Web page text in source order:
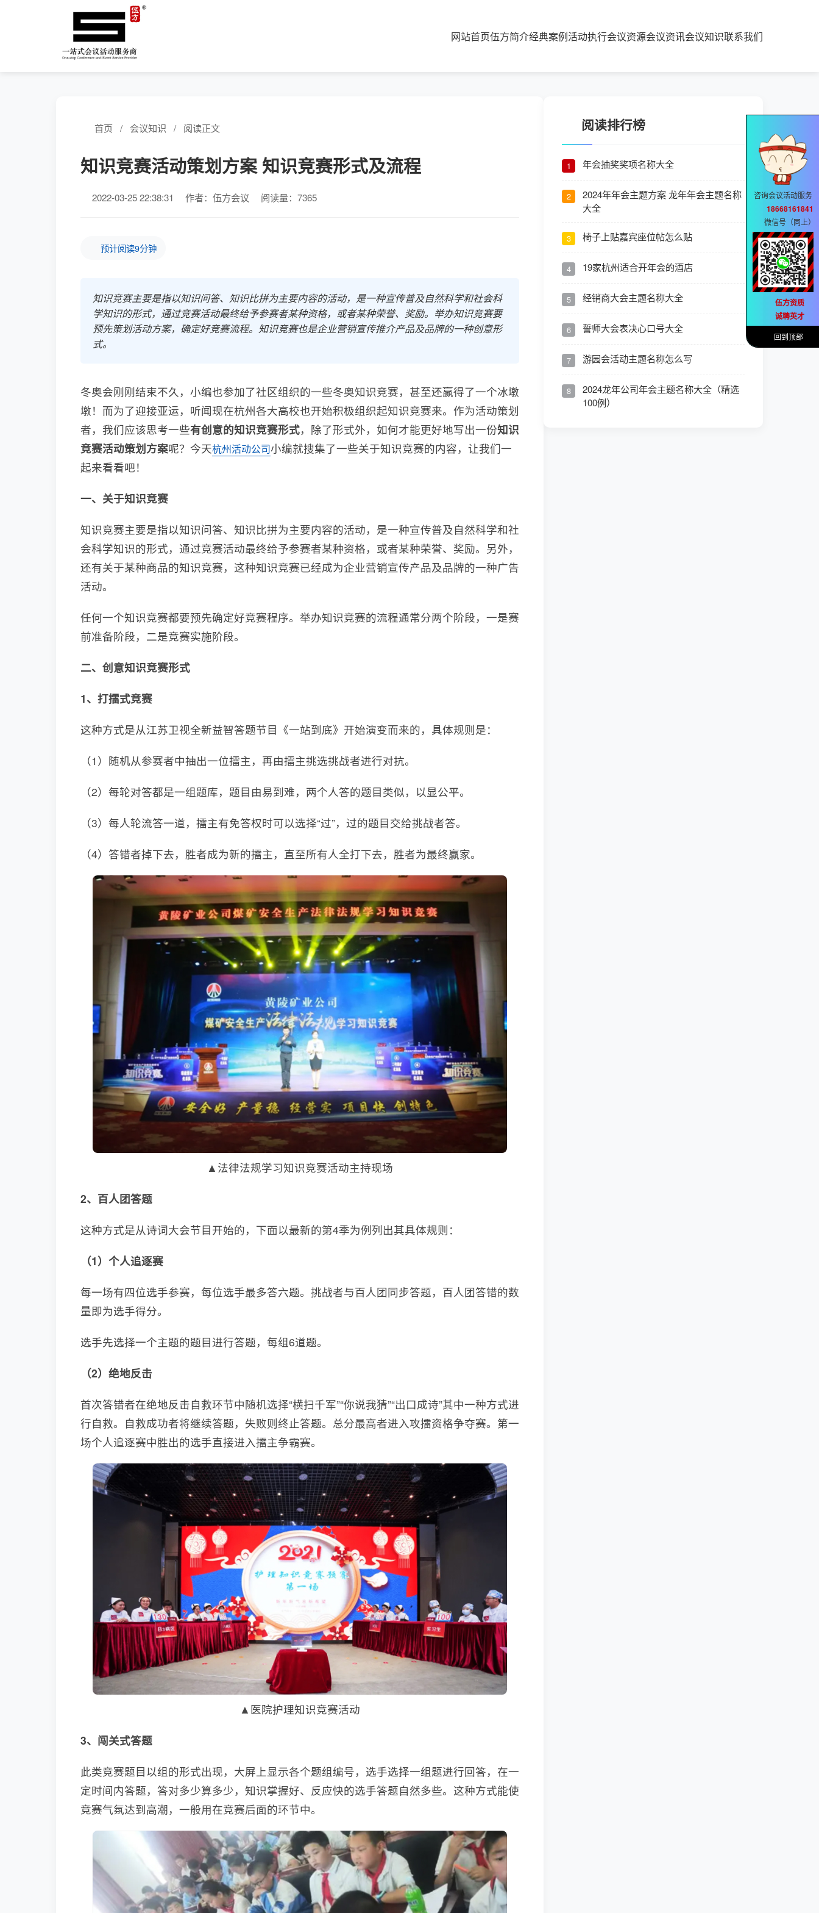
网站首页伍方简介经典案例活动执行会议资源会议资讯会议知识联系我们
首页 / 会议知识 / 阅读正文
知识竞赛活动策划方案 知识竞赛形式及流程
2022-03-25 22:38:31 作者：伍方会议 阅读量：7365
预计阅读9分钟
知识竞赛主要是指以知识问答、知识比拼为主要内容的活动，是一种宣传普及自然科学和社会科
学知识的形式，通过竞赛活动最终给予参赛者某种资格，或者某种荣誉、奖励。举办知识竞赛要
预先策划活动方案，确定好竞赛流程。知识竞赛也是企业营销宣传推介产品及品牌的一种创意形
式。
冬奥会刚刚结束不久，小编也参加了社区组织的一些冬奥知识竞赛，甚至还赢得了一个冰墩
墩！而为了迎接亚运，听闻现在杭州各大高校也开始积极组织起知识竞赛来。作为活动策划
者，我们应该思考一些有创意的知识竞赛形式，除了形式外，如何才能更好地写出一份知识
竞赛活动策划方案呢？今天杭州活动公司小编就搜集了一些关于知识竞赛的内容，让我们一
起来看看吧！
一、关于知识竞赛
知识竞赛主要是指以知识问答、知识比拼为主要内容的活动，是一种宣传普及自然科学和社
会科学知识的形式，通过竞赛活动最终给予参赛者某种资格，或者某种荣誉、奖励。另外，
还有关于某种商品的知识竞赛，这种知识竞赛已经成为企业营销宣传产品及品牌的一种广告
活动。
任何一个知识竞赛都要预先确定好竞赛程序。举办知识竞赛的流程通常分两个阶段，一是赛
前准备阶段，二是竞赛实施阶段。
二、创意知识竞赛形式
1、打擂式竞赛
这种方式是从江苏卫视全新益智答题节目《一站到底》开始演变而来的，具体规则是：
（1）随机从参赛者中抽出一位擂主，再由擂主挑选挑战者进行对抗。
（2）每轮对答都是一组题库，题目由易到难，两个人答的题目类似，以显公平。
（3）每人轮流答一道，擂主有免答权时可以选择“过”，过的题目交给挑战者答。
（4）答错者掉下去，胜者成为新的擂主，直至所有人全打下去，胜者为最终赢家。
▲法律法规学习知识竞赛活动主持现场
2、百人团答题
这种方式是从诗词大会节目开始的，下面以最新的第4季为例列出其具体规则：
（1）个人追逐赛
每一场有四位选手参赛，每位选手最多答六题。挑战者与百人团同步答题，百人团答错的数
量即为选手得分。
选手先选择一个主题的题目进行答题，每组6道题。
（2）绝地反击
首次答错者在绝地反击自救环节中随机选择“横扫千军”“你说我猜”“出口成诗”其中一种方式进
行自救。自救成功者将继续答题，失败则终止答题。总分最高者进入攻擂资格争夺赛。第一
场个人追逐赛中胜出的选手直接进入擂主争霸赛。
▲医院护理知识竞赛活动
3、闯关式答题
此类竞赛题目以组的形式出现，大屏上显示各个题组编号，选手选择一组题进行回答，在一
定时间内答题，答对多少算多少，知识掌握好、反应快的选手答题自然多些。这种方式能使
竞赛气氛达到高潮，一般用在竞赛后面的环节中。
阅读排行榜
1 年会抽奖奖项名称大全
2
2024年年会主题方案 龙年年会主题名称
大全
3 椅子上贴嘉宾座位帖怎么贴
4 19家杭州适合开年会的酒店
5 经销商大会主题名称大全
6 誓师大会表决心口号大全
7 游园会活动主题名称怎么写
8
2024龙年公司年会主题名称大全（精选
100例）
咨询会议活动服务
18668161841
微信号（同上）
伍方资质
诚聘英才
回到顶部